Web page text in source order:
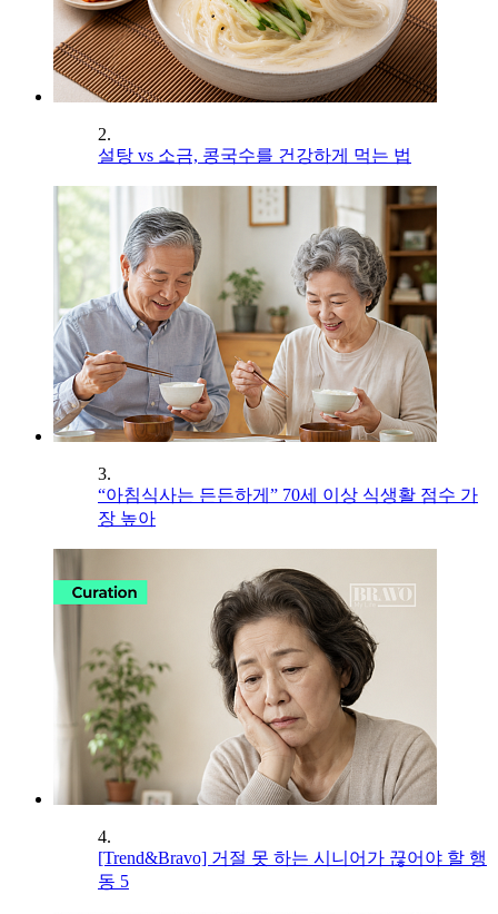
2.
설탕 vs 소금, 콩국수를 건강하게 먹는 법
3.
“아침식사는 든든하게” 70세 이상 식생활 점수 가
장 높아
4.
[Trend&Bravo] 거절 못 하는 시니어가 끊어야 할 행
동 5